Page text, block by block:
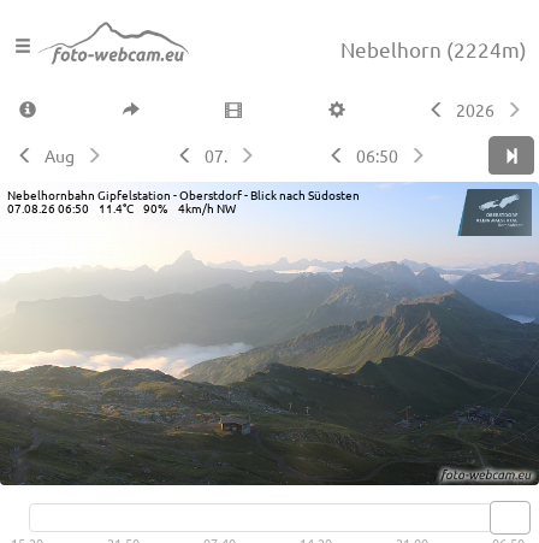
Nebelhorn (2224m)
2026
Aug 07. 06:50
Nebelhornbahn Gipfelstation - Oberstdorf - Blick nach Südosten
07.08.26 06:50 11.4°C 90% 4km/h NW
Live video available → View